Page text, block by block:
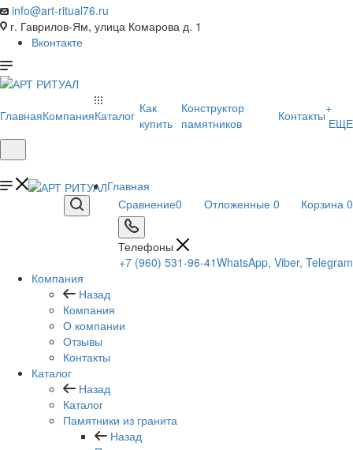
info@art-ritual76.ru
г. Гаврилов-Ям, улица Комарова д. 1
Вконтакте
ГлавнаяКомпанияКаталог Как
купить
Конструктор
памятников
Контакты+
ЕЩЕ
Сравнение0 Отложенные 0 Корзина 0
Телефоны
+7 (960) 531-96-41WhatsApp, Viber, Telegram
Главная
Компания
Назад
Компания
О компании
Отзывы
Контакты
Каталог
Назад
Каталог
Памятники из гранита
Назад